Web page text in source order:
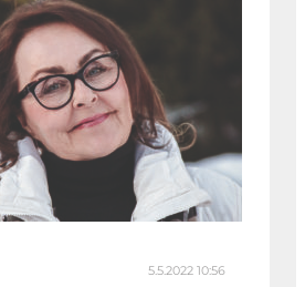
5.5.2022 10:56